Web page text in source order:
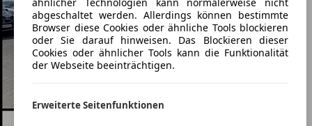
abgeschaltet werden. Allerdings können bestimmte
Browser diese Cookies oder ähnliche Tools blockieren
oder Sie darauf hinweisen. Das Blockieren dieser
Cookies oder ähnlicher Tools kann die Funktionalität
der Webseite beeinträchtigen.
Erweiterte Seitenfunktionen